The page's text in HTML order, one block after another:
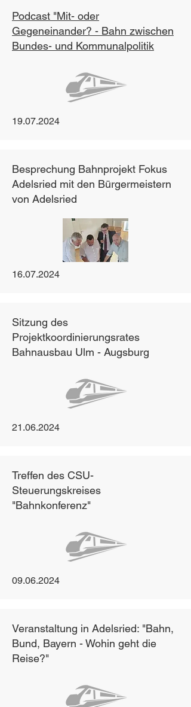
Podcast "Mit- oder
Gegeneinander? - Bahn zwischen
Bundes- und Kommunalpolitik
19.07.2024
Besprechung Bahnprojekt Fokus
Adelsried mit den Bürgermeistern
von Adelsried
16.07.2024
Sitzung des
Projektkoordinierungsrates
Bahnausbau Ulm - Augsburg
21.06.2024
Treffen des CSU-
Steuerungskreises
"Bahnkonferenz"
09.06.2024
Veranstaltung in Adelsried: "Bahn,
Bund, Bayern - Wohin geht die
Reise?"